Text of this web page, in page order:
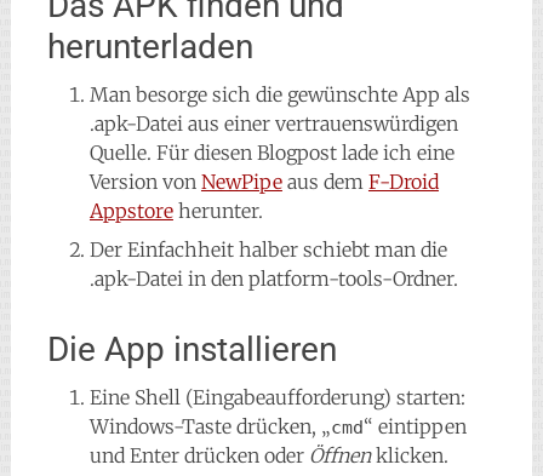
herunterladen
Man besorge sich die gewünschte App als
.apk-Datei aus einer vertrauenswürdigen
Quelle. Für diesen Blogpost lade ich eine
Version von NewPipeaus dem F-Droid
Appstoreherunter.
Der Einfachheit halber schiebt man die
.apk-Datei in den platform-tools-Ordner.
Die App installieren
Eine Shell (Eingabeaufforderung) starten:
Windows-Taste drücken, „cmd“ eintippen
und Enter drücken oder Öffnenklicken.